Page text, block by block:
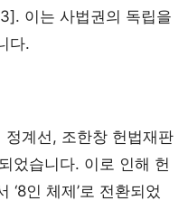
이는 사법권의 독립을
다.
계선, 조한창 헌법재판
었습니다. 이로 인해 헌
‘8인 체제’로 전환되었